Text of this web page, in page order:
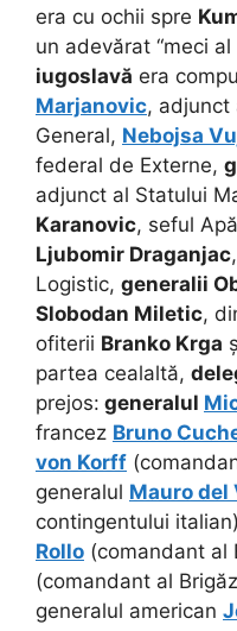
era cu ochii spre
un adevărat “meci al
iugoslavă era
Marjanovic, adjunct
General, Nebojsa
federal de Externe,
adjunct al Statului
Karanovic, seful
Ljubomir Draganjac
Logistic, generalii
Slobodan Miletic,
ofiterii Branko Krga
partea cealaltă,
prejos: generalul
francez Bruno
von Korff
generalul Mauro del
contingentului
Rollo (comandant al
(comandant al
generalul american